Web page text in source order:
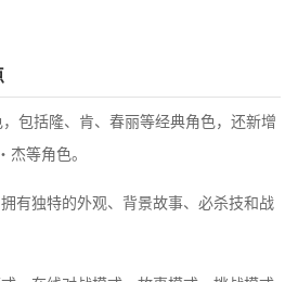
包括隆、肯、春丽等经典角色，还新增
杰等角色。
有独特的外观、背景故事、必杀技和战